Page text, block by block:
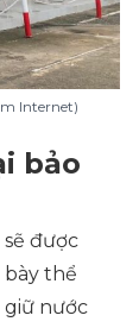
Internet)
bảo
được
thể
nước